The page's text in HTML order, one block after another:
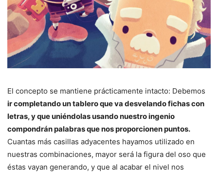
El concepto se mantiene prácticamente intacto: Debemos
ir completando un tablero que va desvelando fichas con
letras, y que uniéndolas usando nuestro ingenio
compondrán palabras que nos proporcionen puntos.
Cuantas más casillas adyacentes hayamos utilizado en
nuestras combinaciones, mayor será la figura del oso que
éstas vayan generando, y que al acabar el nivel nos